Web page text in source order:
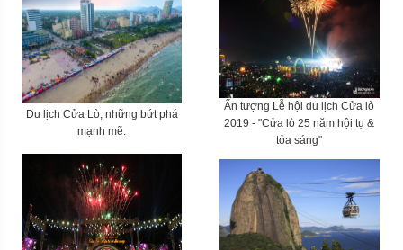
Du lịch Cửa Lò, những bứt phá
mạnh mẽ.
Ấn tượng Lễ hội du lịch Cửa lò
2019 - "Cửa lò 25 năm hội tụ &
tỏa sáng"